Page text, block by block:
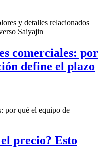
y detalles relacionados
Saiyajin
comerciales: por
define el plazo
por qué el equipo de
precio? Esto